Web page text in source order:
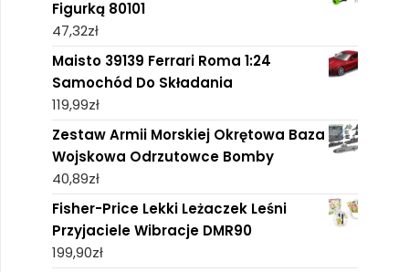
Figurką 80101
47,32zł
Maisto 39139 Ferrari Roma 1:24
Samochód Do Składania
119,99zł
Zestaw Armii Morskiej Okrętowa Baza
Wojskowa Odrzutowce Bomby
40,89zł
Fisher-Price Lekki Leżaczek Leśni
Przyjaciele Wibracje DMR90
199,90zł